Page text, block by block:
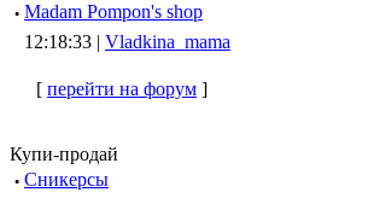
· Madam Pompon's shop
12:18:33 | Vladkina_mama
[ перейти на форум ]
Купи-продай
· Сникерсы